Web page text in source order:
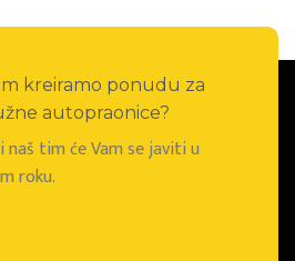
kreiramo ponudu za
autopraonice?
tim će Vam se javiti u
roku.